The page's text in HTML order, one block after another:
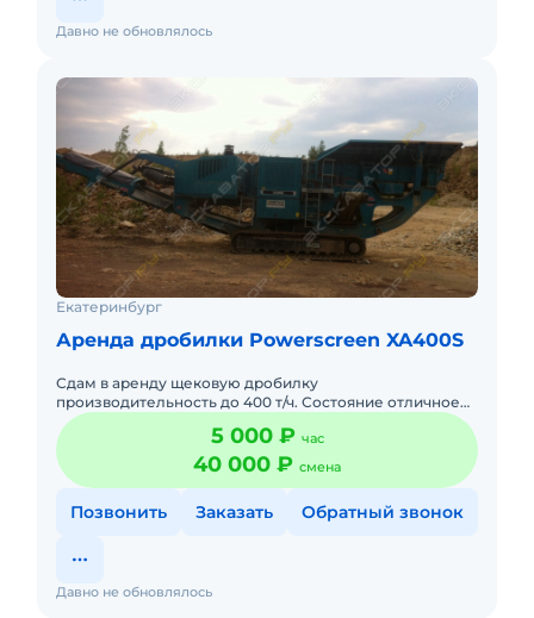
Давно не обновлялось
Екатеринбург
Аренда дробилки Powerscreen XA400S
Сдам в аренду щековую дробилку
производительность до 400 т/ч. Состояние отличное
готова к работе. Дробилка сдаётся с оператором,
расходники включены в стоимост
5 000 ₽ час
40 000 ₽ смена
Позвонить Заказать Обратный звонок
Давно не обновлялось